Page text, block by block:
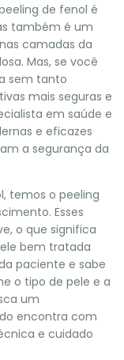
de fenol é
também é um
camadas da
Mas, se você
sem tanto
mais seguras e
em saúde e
e eficazes
a segurança da
temos o peeling
Esses
o que significa
bem tratada
paciente e sabe
o tipo de pele e a
um
encontra com
e cuidado